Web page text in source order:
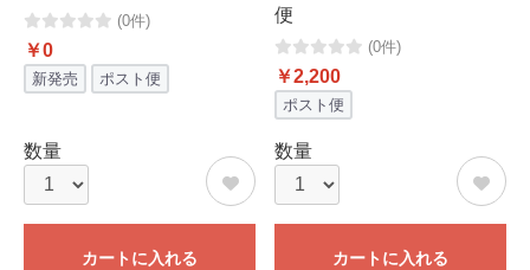
(0件)
￥0
新発売 ポスト便
数量
カートに入れる
便
(0件)
￥2,200
ポスト便
数量
カートに入れる